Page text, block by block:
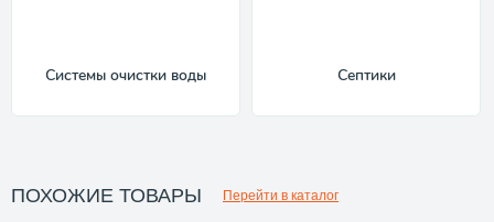
Системы очистки воды Септики
ПОХОЖИЕ ТОВАРЫ Перейти в каталог